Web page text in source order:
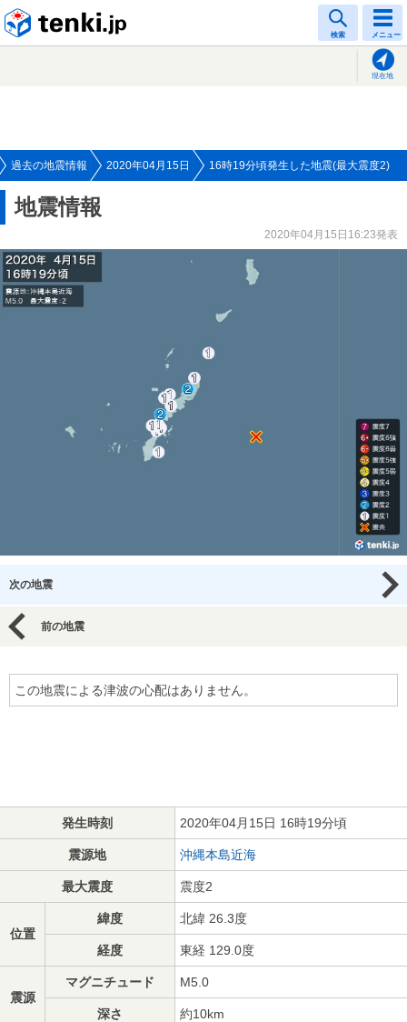
検索 メニュー
現在地
過去の地震情報 2020年04月15日 16時19分頃発生した地震(最大震度2)
地震情報
2020年04月15日16:23発表
次の地震
前の地震
この地震による津波の心配はありません。
発生時刻 2020年04月15日 16時19分頃
震源地 沖縄本島近海
最大震度 震度2
位置
緯度 北緯 26.3度
経度 東経 129.0度
震源
マグニチュード M5.0
深さ 約10km